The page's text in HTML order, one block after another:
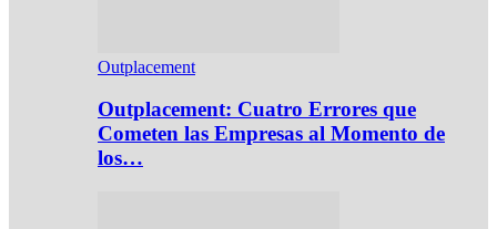
Outplacement
Outplacement: Cuatro Errores que
Cometen las Empresas al Momento de
los…